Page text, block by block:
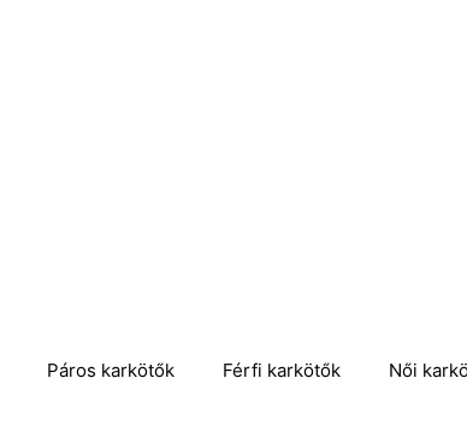
Páros karkötők Férfi karkötők Női